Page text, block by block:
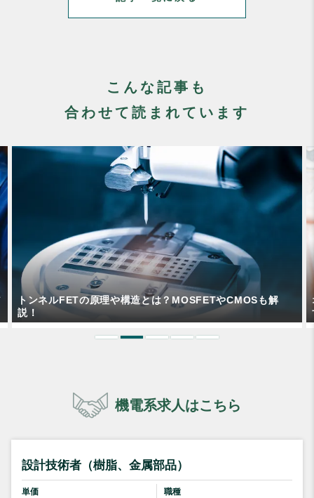
こんな記事も
合わせて読まれています
オルタネーターとは？ダイナモとの違いや仕組みをわかりや
すく解説！
機電系求人はこちら
設計技術者（樹脂、金属部品）
単価
職種